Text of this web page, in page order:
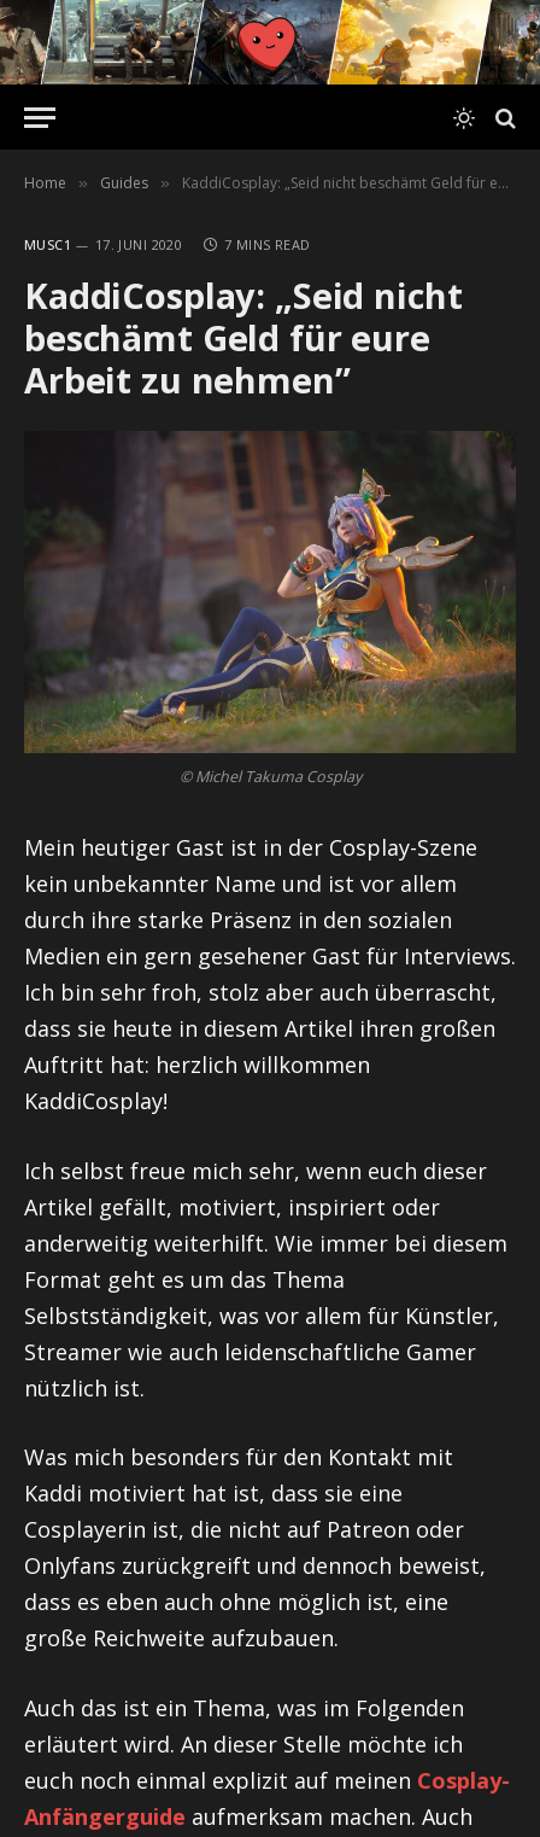
Home » Guides » KaddiCosplay: „Seid nicht beschämt Geld für eure Arbeit zu nehmen”
MUSC1 17. JUNI 2020 7 MINS READ
KaddiCosplay: „Seid nicht
beschämt Geld für eure
Arbeit zu nehmen”
© Michel Takuma Cosplay
Mein heutiger Gast ist in der Cosplay-Szene
kein unbekannter Name und ist vor allem
durch ihre starke Präsenz in den sozialen
Medien ein gern gesehener Gast für Interviews.
Ich bin sehr froh, stolz aber auch überrascht,
dass sie heute in diesem Artikel ihren großen
Auftritt hat: herzlich willkommen
KaddiCosplay!
Ich selbst freue mich sehr, wenn euch dieser
Artikel gefällt, motiviert, inspiriert oder
anderweitig weiterhilft. Wie immer bei diesem
Format geht es um das Thema
Selbstständigkeit, was vor allem für Künstler,
Streamer wie auch leidenschaftliche Gamer
nützlich ist.
Was mich besonders für den Kontakt mit
Kaddi motiviert hat ist, dass sie eine
Cosplayerin ist, die nicht auf Patreon oder
Onlyfans zurückgreift und dennoch beweist,
dass es eben auch ohne möglich ist, eine
große Reichweite aufzubauen.
Auch das ist ein Thema, was im Folgenden
erläutert wird. An dieser Stelle möchte ich
euch noch einmal explizit auf meinen Cosplay-
Anfängerguide aufmerksam machen. Auch